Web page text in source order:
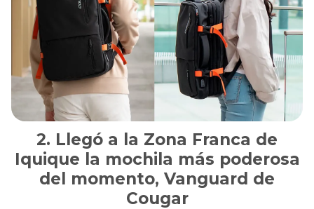
Llegó a la Zona Franca de
Iquique la mochila más poderosa
del momento, Vanguard de
Cougar